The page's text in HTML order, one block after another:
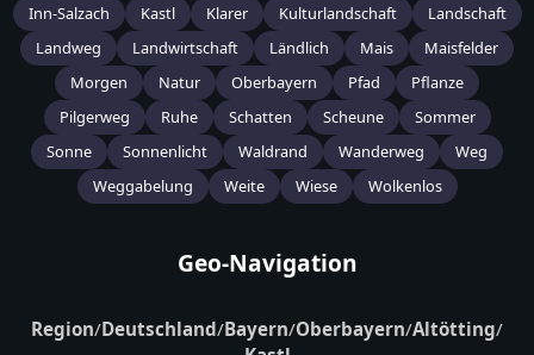
Inn-Salzach
Kastl Klarer Kulturlandschaft
Landschaft
Landweg
Landwirtschaft Ländlich Mais
Maisfelder
Morgen
Natur Oberbayern Pfad
Pflanze
Pilgerweg
Ruhe Schatten Scheune
Sommer
Sonne
Sonnenlicht Waldrand Wanderweg
Weg
Weggabelung
Weite Wiese Wolkenlos
Geo-Navigation
Region/Deutschland/Bayern/Oberbayern/Altötting/